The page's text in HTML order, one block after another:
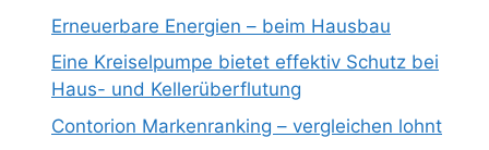
Erneuerbare Energien – beim Hausbau
Eine Kreiselpumpe bietet effektiv Schutz bei
Haus- und Kellerüberflutung
Contorion Markenranking – vergleichen lohnt